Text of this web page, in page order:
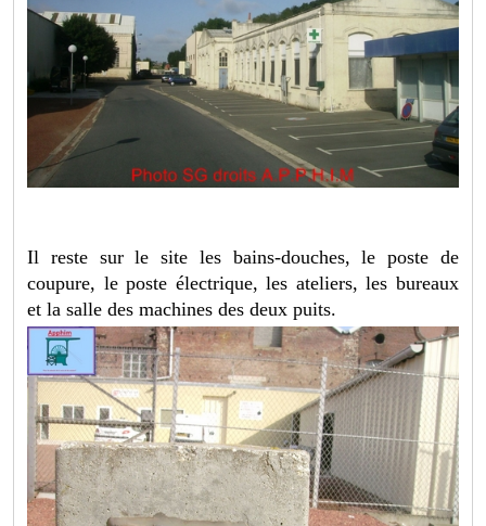
Il reste sur le site les bains-douches, le poste de
coupure, le poste électrique, les ateliers, les bureaux
et la salle des machines des deux puits.